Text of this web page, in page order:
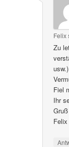
Felix
Zu
Fiel
Ihr
Felix